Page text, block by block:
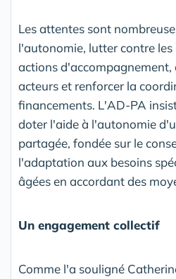
Les attentes sont
l'autonomie, lutter contre
actions d'accompagnement,
acteurs et renforcer la
financements. L'AD-PA
doter l'aide à l'autonomie
partagée, fondée sur le
l'adaptation aux besoins
âgées en accordant des
Un engagement collectif
Comme l'a souligné